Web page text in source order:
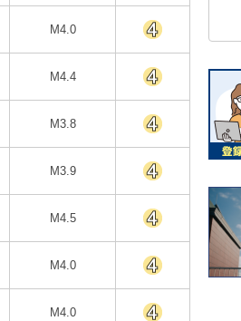
M4.0
M4.4
M3.8
M3.9
M4.5
M4.0
M4.0